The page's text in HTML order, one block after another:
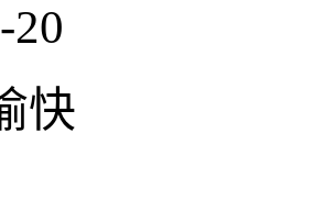
20
快